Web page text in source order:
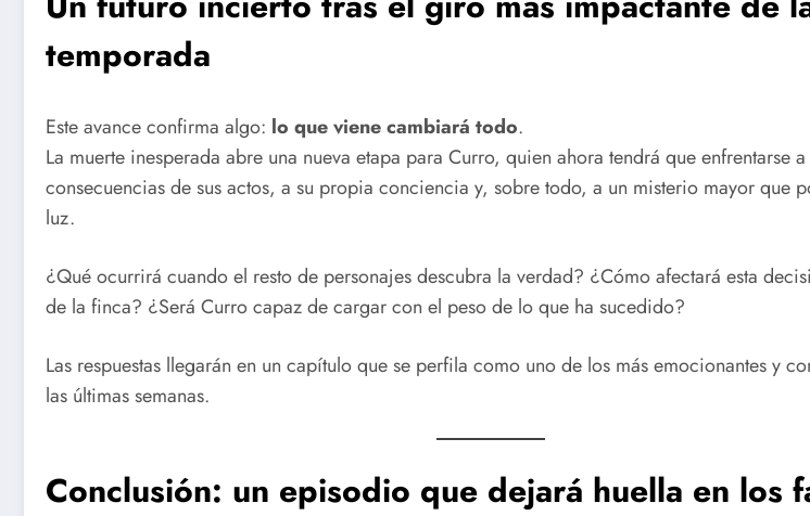
temporada
Este avance confirma algo: lo que viene cambiará todo.
La muerte inesperada abre una nueva etapa para Curro, quien ahora tendrá que enfrentarse a
consecuencias de sus actos, a su propia conciencia y, sobre todo, a un misterio mayor que
luz.
¿Qué ocurrirá cuando el resto de personajes descubra la verdad? ¿Cómo afectará esta
de la finca? ¿Será Curro capaz de cargar con el peso de lo que ha sucedido?
Las respuestas llegarán en un capítulo que se perfila como uno de los más emocionantes y
las últimas semanas.
Conclusión: un episodio que dejará huella en los